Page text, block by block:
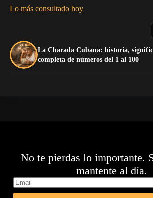
Lo más consultado hoy
La Charada Cubana: historia,
completa de números del 1 al 100
No te pierdas lo importante.
mantente al día.